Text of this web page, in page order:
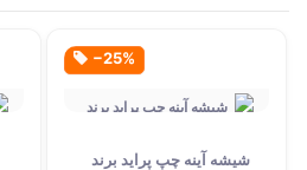
‎−25%
شیشه آینه چپ پراید برند